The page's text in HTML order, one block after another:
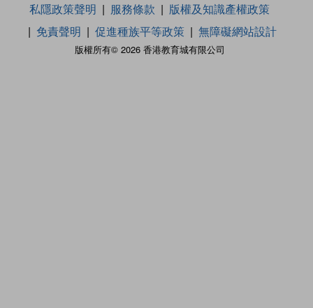
版權所有© 2026 香港教育城有限公司
私隱政策聲明 服務條款
版權及知識產權政策
免責聲明
促進種族平等政策 無障礙網站設計